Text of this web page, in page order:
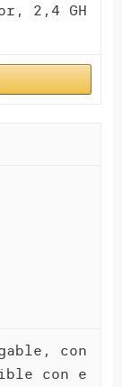
2,4 GH
con
con e